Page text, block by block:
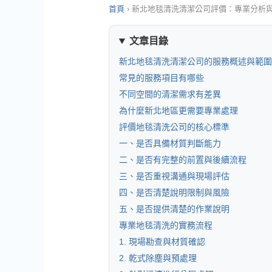
首頁 › 新北地毯清洗清潔公司評價：專業分析
文章目錄
新北地毯清洗清潔公司的服務概述與範圍
常見的服務項目有哪些
不同空間的清潔需求有差異
為什麼新北地區更需要專業處理
評價地毯清洗公司的核心標準
一、是否具備材質判斷能力
二、是否有完整的前置與後續流程
三、是否重視溝通與現場評估
四、是否清楚說明限制與風險
五、是否提供清楚的作業說明
專業地毯清洗的實務流程
1. 現場勘查與材質確認
2. 乾式除塵與預處理